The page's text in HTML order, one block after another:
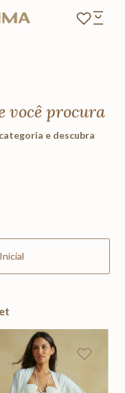
você procura
e descubra